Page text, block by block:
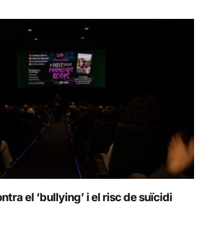
el ‘bullying’ i el risc de suïcidi